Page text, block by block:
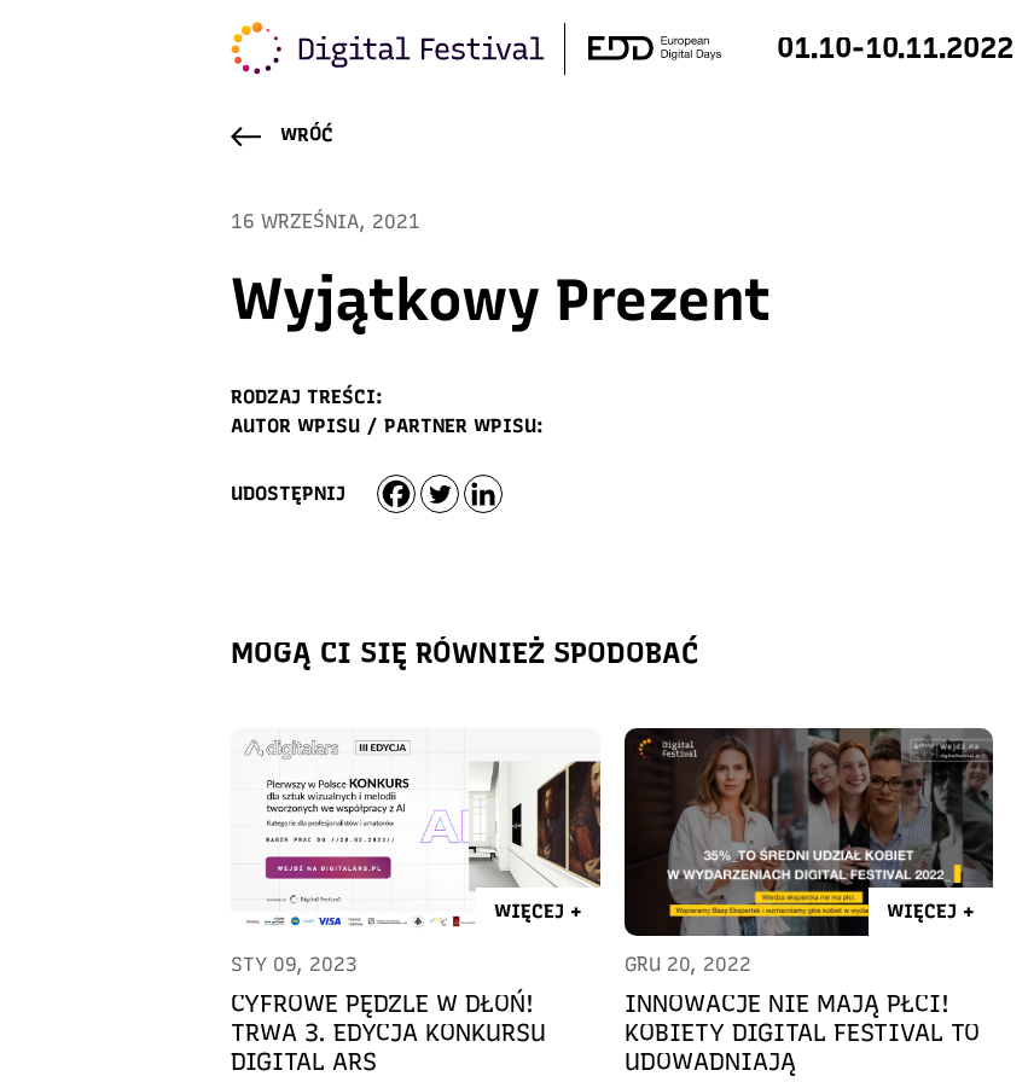
01.10-10.11.2022
WRÓĆ
16 WRZEŚNIA, 2021
Wyjątkowy Prezent
RODZAJ TREŚCI:
AUTOR WPISU / PARTNER WPISU:
UDOSTĘPNIJ
MOGĄ CI SIĘ RÓWNIEŻ SPODOBAĆ
WIĘCEJ +
STY 09, 2023
CYFROWE PĘDZLE W DŁOŃ!
TRWA 3. EDYCJA KONKURSU
DIGITAL ARS
WIĘCEJ +
GRU 20, 2022
INNOWACJE NIE MAJĄ PŁCI!
KOBIETY DIGITAL FESTIVAL TO
UDOWADNIAJĄ